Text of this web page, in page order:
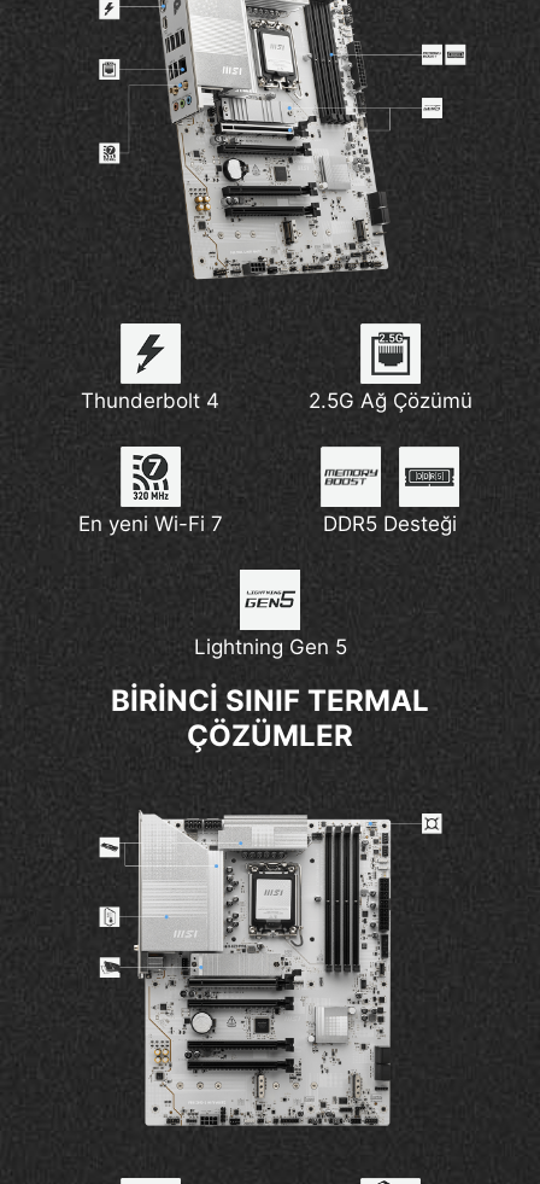
Thunderbolt 4 2.5G Ağ Çözümü
En yeni Wi-Fi 7 DDR5 Desteği
Lightning Gen 5
BİRİNCİ SINIF TERMAL
ÇÖZÜMLER